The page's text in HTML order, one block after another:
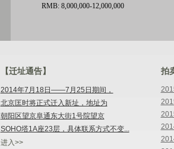
RMB: 8,000,000-12,000,000
【迁址通告】
2014年7月18日——7月25日期间，
北京匡时将正式迁入新址，地址为
朝阳区望京阜通东大街1号院望京
SOHO塔1A座23层，具体联系方式不变...
进入>>
拍